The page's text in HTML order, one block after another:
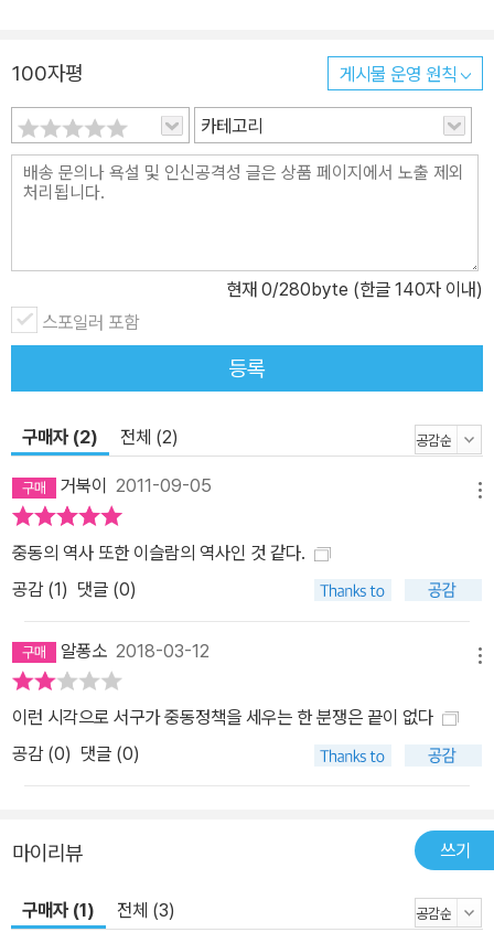
100자평 게시물 운영 원칙
카테고리
현재 0/280byte (한글 140자 이내)
스포일러 포함
등록
구매자 (2) 전체 (2)
거북이 2011-09-05
중동의 역사 또한 이슬람의 역사인 것 같다.
공감 (1) 댓글 (0)
알퐁소 2018-03-12
이런 시각으로 서구가 중동정책을 세우는 한 분쟁은 끝이 없다
공감 (0) 댓글 (0)
마이리뷰 쓰기
구매자 (1) 전체 (3)